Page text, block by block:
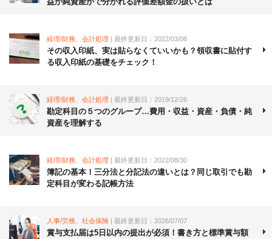
経理/財務、会計処理 | 最終更新日：2022/03/08
その収入印紙、実は貼らなくていいかも？領収書に貼付す
る収入印紙の基礎をチェック！
経理/財務、会計処理 | 最終更新日：2019/12/26
勘定科目の５つのグループ…費用・収益・資産・負債・純
資産を理解する
経理/財務、会計処理 | 最終更新日：2022/08/30
簿記の基本！三分法と分記法の違いとは？同じ取引でも勘
定科目が変わる記帳方法
人事/労務、社会保険 | 最終更新日：2026/07/07
賞与支払届は5日以内の提出が必須！書き方と標準賞与額